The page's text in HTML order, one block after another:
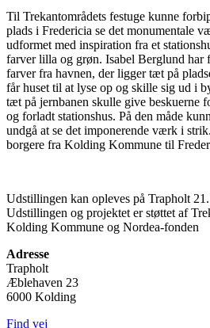
Til Trekantområdets festuge kunne
plads i Fredericia se det monumentale
udformet med inspiration fra et
farver lilla og grøn. Isabel Berglund har
farver fra havnen, der ligger tæt på
får huset til at lyse op og skille sig ud i
tæt på jernbanen skulle give beskuerne
og forladt stationshus. På den måde
undgå at se det imponerende værk i
borgere fra Kolding Kommune til
Udstillingen kan opleves på Trapholt
Udstillingen og projektet er støttet af
Kolding Kommune og Nordea-fonden
Adresse
Trapholt
Æblehaven 23
6000 Kolding
Find vej